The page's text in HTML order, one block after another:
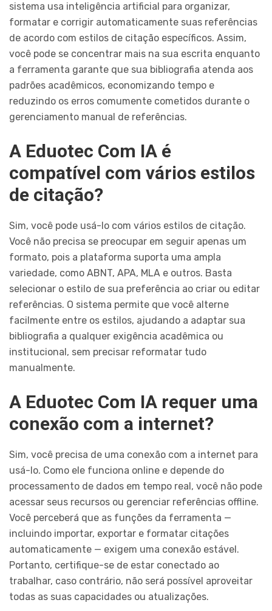
sistema usa inteligência artificial para organizar,
formatar e corrigir automaticamente suas referências
de acordo com estilos de citação específicos. Assim,
você pode se concentrar mais na sua escrita enquanto
a ferramenta garante que sua bibliografia atenda aos
padrões acadêmicos, economizando tempo e
reduzindo os erros comumente cometidos durante o
gerenciamento manual de referências.
A Eduotec Com IA é
compatível com vários estilos
de citação?
Sim, você pode usá-lo com vários estilos de citação.
Você não precisa se preocupar em seguir apenas um
formato, pois a plataforma suporta uma ampla
variedade, como ABNT, APA, MLA e outros. Basta
selecionar o estilo de sua preferência ao criar ou editar
referências. O sistema permite que você alterne
facilmente entre os estilos, ajudando a adaptar sua
bibliografia a qualquer exigência acadêmica ou
institucional, sem precisar reformatar tudo
manualmente.
A Eduotec Com IA requer uma
conexão com a internet?
Sim, você precisa de uma conexão com a internet para
usá-lo. Como ele funciona online e depende do
processamento de dados em tempo real, você não pode
acessar seus recursos ou gerenciar referências offline.
Você perceberá que as funções da ferramenta —
incluindo importar, exportar e formatar citações
automaticamente — exigem uma conexão estável.
Portanto, certifique-se de estar conectado ao
trabalhar, caso contrário, não será possível aproveitar
todas as suas capacidades ou atualizações.